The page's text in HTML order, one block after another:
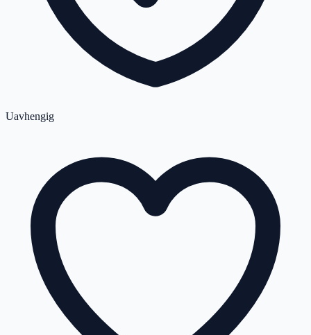
Uavhengig